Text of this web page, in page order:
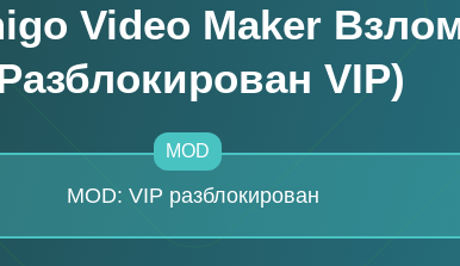
Video Maker
VIP)
MOD
MOD: VIP разблокирован